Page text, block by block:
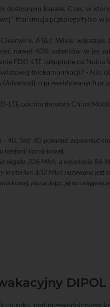
kanale. Czas, w
transmisja przebiega tylko w
AT&T. Wiele wskazuje,
nawet 40% patentów w jej
FDD-LTE zakupione od Nokia
telekomunikacji? - Nie,
(Advanced), o przewidywanych
LTE poinformowała China
4G. Sieć 4G powinna zapewniać
telefonii komórkowej.
sięgała 326 Mb/s, a wysyłania 86
kryterium 100 Mb/s nazywana jest
pozwalając jej na
DIPOL
co roku, pod przewodnictwem